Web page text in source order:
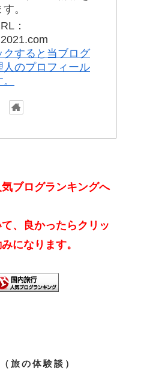
。
：
クすると当ブログ
人のプロフィール
ブログランキングへ
、良かったらクリッ
になります。
旅の体験談）